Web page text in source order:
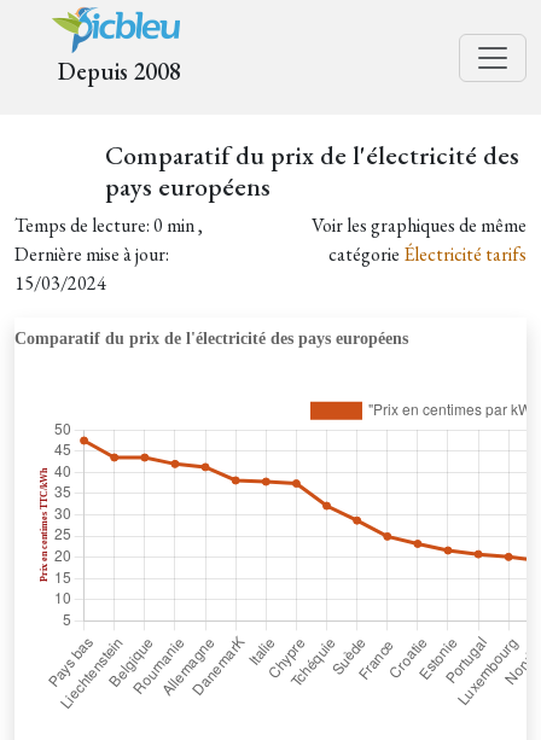
Depuis 2008
Comparatif du prix de l'électricité des
pays européens
Temps de lecture: 0 min ,
Dernière mise à jour:
15/03/2024
Voir les graphiques de même
catégorie Électricité tarifs